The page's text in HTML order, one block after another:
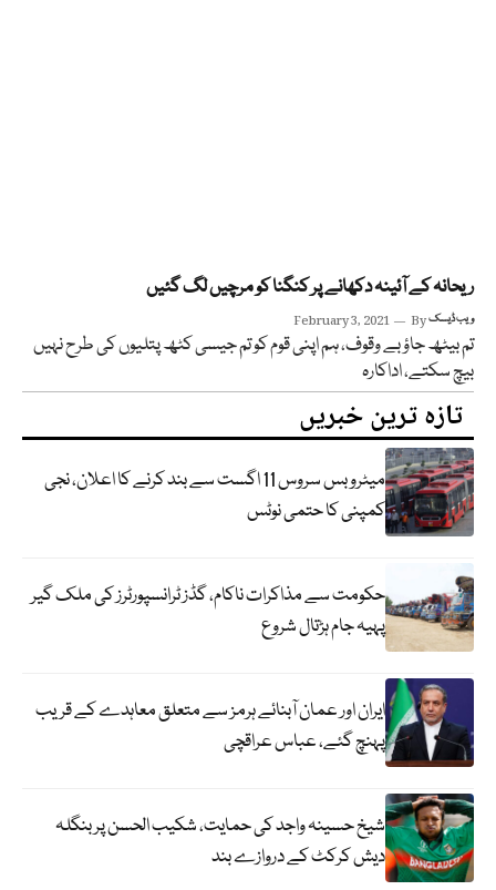
ریحانہ کے آئینہ دکھانے پر کنگنا کو مرچیں لگ گئیں
February 3, 2021 Byویب ڈیسک
تم بیٹھ جاؤ بے وقوف، ہم اپنی قوم کو تم جیسی کٹھ پتلیوں کی طرح نہیں
بیچ سکتے، اداکارہ
تازہ ترین خبریں
میٹرو بس سروس 11 اگست سے بند کرنے کا اعلان، نجی
کمپنی کا حتمی نوٹس
حکومت سے مذاکرات ناکام، گڈز ٹرانسپورٹرز کی ملک گیر
پہیہ جام ہڑتال شروع
ایران اور عمان آبنائے ہرمز سے متعلق معاہدے کے قریب
پہنچ گئے، عباس عراقچی
شیخ حسینہ واجد کی حمایت، شکیب الحسن پر بنگلہ
دیش کرکٹ کے دروازے بند